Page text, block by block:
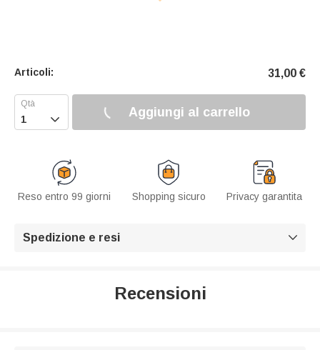
Articoli: 31,00 €
 Aggiungi al carrello
Reso entro 99 giorni Shopping sicuro Privacy garantita
Spedizione e resi 
Recensioni